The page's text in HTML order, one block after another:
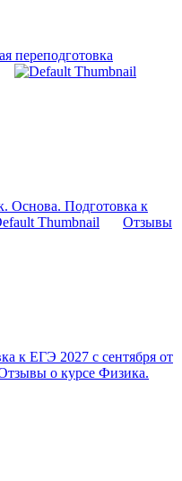
переподготовка
Основа. Подготовка к
Отзывы
к ЕГЭ 2027 с сентября от
о курсе Физика.